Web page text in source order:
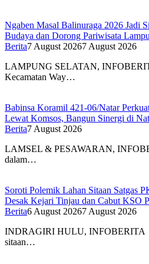
Ngaben Masal Balinuraga 2026 Jadi
Budaya dan Dorong Pariwisata
Berita7 August 20267 August 2026
LAMPUNG SELATAN,
Kecamatan Way…
Babinsa Koramil 421-06/Natar
Lewat Komsos, Bangun Sinergi di
Berita7 August 2026
LAMSEL & PESAWARAN,
dalam…
Soroti Polemik Lahan Sitaan Satgas
Desak Kejari Tinjau dan Cabut KSO
Berita6 August 20267 August 2026
INDRAGIRI HULU, INFOBERITA
sitaan…